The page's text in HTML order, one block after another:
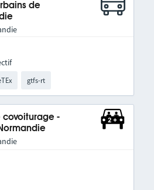
de
gtfs-rt
covoiturage -